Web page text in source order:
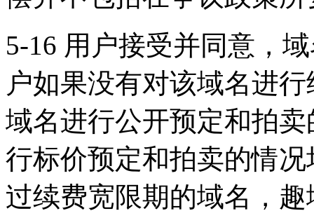
5-16 用户接受并同意，
户如果没有对该域名进
域名进行公开预定和拍
行标价预定和拍卖的情
过续费宽限期的域名，